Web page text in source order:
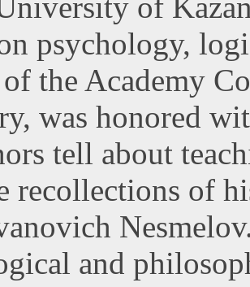
of
psychology,
of the Academy
was honored
tell about
recollections of
and